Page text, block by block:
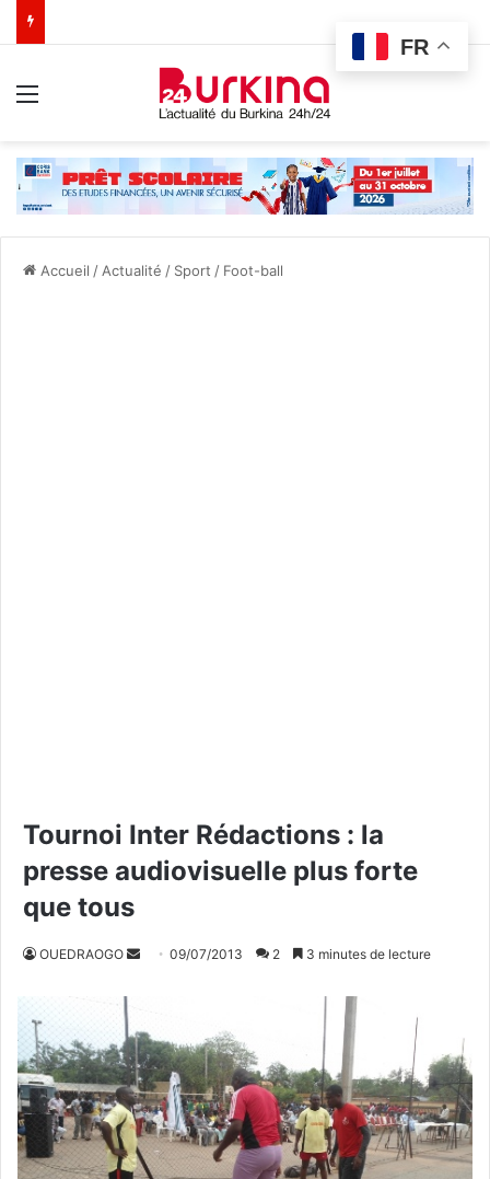
Accueil / Actualité / Sport / Foot-ball
Tournoi Inter Rédactions : la
presse audiovisuelle plus forte
que tous
OUEDRAOGO
o
y
e
r
u
n
09/07/2013 2 3 minutes de lecture
FR